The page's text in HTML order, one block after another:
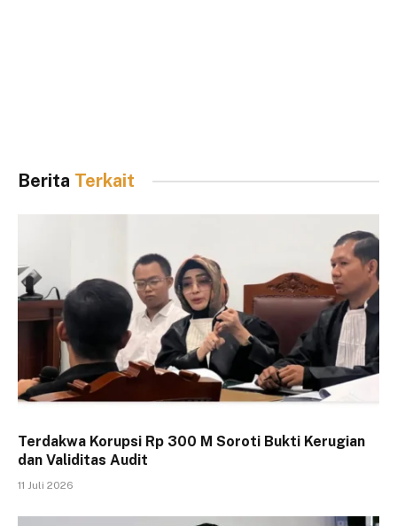
Berita Terkait
Terdakwa Korupsi Rp 300 M Soroti Bukti Kerugian
dan Validitas Audit
11 Juli 2026